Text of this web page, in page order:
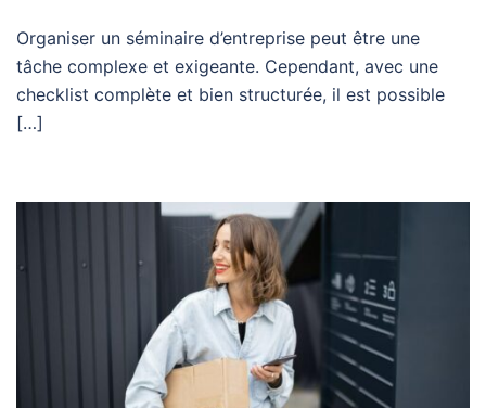
Organiser un séminaire d’entreprise peut être une
tâche complexe et exigeante. Cependant, avec une
checklist complète et bien structurée, il est possible
[…]